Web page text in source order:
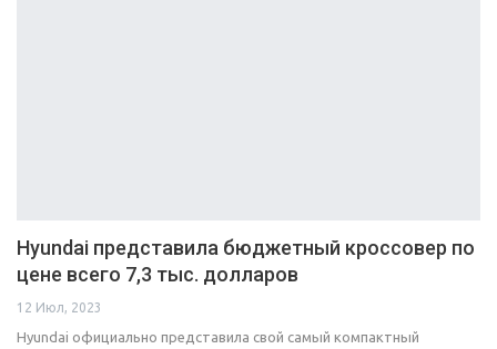
Hyundai представила бюджетный кроссовер по
цене всего 7,3 тыс. долларов
12 Июл, 2023
Hyundai официально представила свой самый компактный